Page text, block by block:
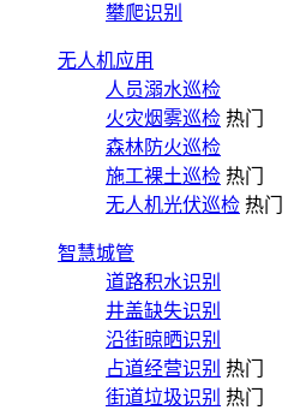
攀爬识别
无人机应用
人员溺水巡检
火灾烟雾巡检 热门
森林防火巡检
施工裸土巡检 热门
无人机光伏巡检 热门
智慧城管
道路积水识别
井盖缺失识别
沿街晾晒识别
占道经营识别 热门
街道垃圾识别 热门